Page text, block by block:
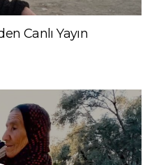
Canlı Yayın